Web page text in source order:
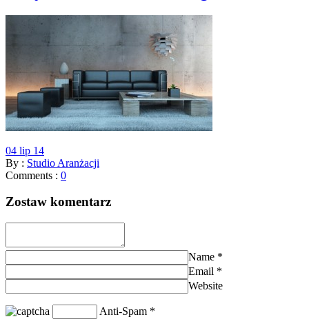
04 lip 14
By : Studio Aranżacji
Comments : 0
Zostaw komentarz
Name *
Email *
Website
Anti-Spam *